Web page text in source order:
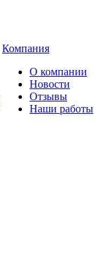
Компания
О компании
Новости
Отзывы
Наши работы